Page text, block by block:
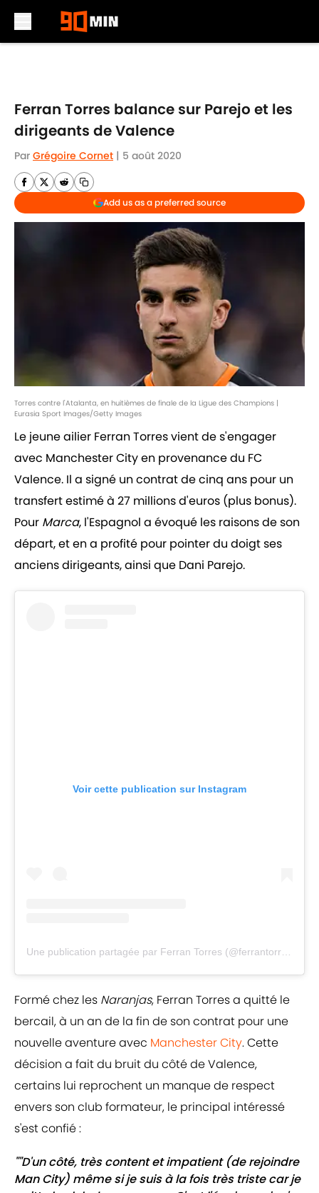
Ferran Torres balance sur Parejo et les
dirigeants de Valence
Par Grégoire Cornet | 5 août 2020
Add us as a preferred source
Torres contre l'Atalanta, en huitièmes de finale de la Ligue des Champions |
Eurasia Sport Images/Getty Images
Le jeune ailier Ferran Torres vient de s'engager
avec Manchester City en provenance du FC
Valence. Il a signé un contrat de cinq ans pour un
transfert estimé à 27 millions d'euros (plus bonus).
Pour Marca, l'Espagnol a évoqué les raisons de son
départ, et en a profité pour pointer du doigt ses
anciens dirigeants, ainsi que Dani Parejo.
Voir cette publication sur Instagram
Formé chez les Naranjas, Ferran Torres a quitté le
bercail, à un an de la fin de son contrat pour une
nouvelle aventure avec Manchester City. Cette
décision a fait du bruit du côté de Valence,
certains lui reprochent un manque de respect
envers son club formateur, le principal intéressé
s'est confié :
""D'un côté, très content et impatient (de rejoindre
Man City) même si je suis à la fois très triste car je